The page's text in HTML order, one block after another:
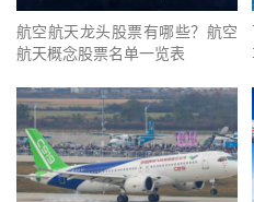
航空航天龙头股票有哪些？航空
航天概念股票名单一览表